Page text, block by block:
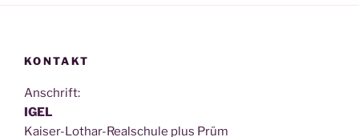
KONTAKT
Anschrift:
IGEL
Kai­ser-Lothar-Real­schu­le plus Prüm